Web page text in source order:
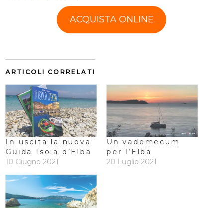
ACQUISTA ONLINE
ARTICOLI CORRELATI
In uscita la nuova
Guida Isola d’Elba
10 Giugno 2021
Un vademecum
per l’Elba
20 Luglio 2021